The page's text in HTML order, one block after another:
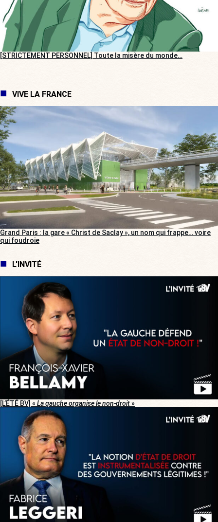
[STRICTEMENT PERSONNEL] Toute la misère du monde…
VIVE LA FRANCE
Grand Paris : la gare « Christ de Saclay », un nom qui frappe… voire
qui foudroie
L'INVITÉ
[L’ÉTÉ BV] « La gauche organise le non-droit»